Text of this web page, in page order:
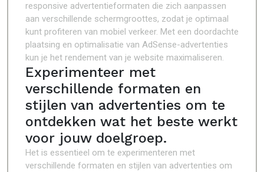
responsive advertentieformaten die zich aanpassen
aan verschillende schermgroottes, zodat je optimaal
kunt profiteren van mobiel verkeer. Met een doordachte
plaatsing en optimalisatie van AdSense-advertenties
kun je het rendement van je website maximaliseren.
Experimenteer met
verschillende formaten en
stijlen van advertenties om te
ontdekken wat het beste werkt
voor jouw doelgroep.
Het is essentieel om te experimenteren met
verschillende formaten en stijlen van advertenties om